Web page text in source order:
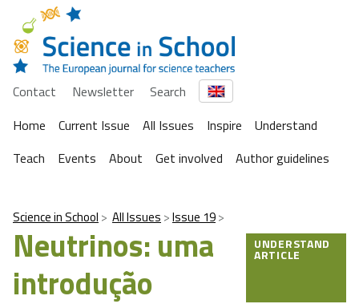
Contact Newsletter
Search
Home
Current Issue All Issues Inspire
Understand
Teach
Events About Get involved Author guidelines
Science in School All Issues Issue 19
Neutrinos: uma
introdução
UNDERSTAND
ARTICLE